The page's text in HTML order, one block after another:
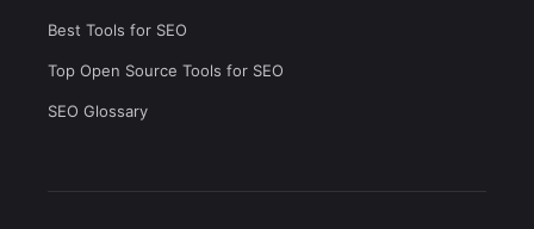
Best Tools for SEO
Top Open Source Tools for SEO
SEO Glossary